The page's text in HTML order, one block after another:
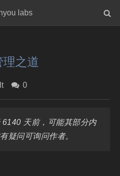
labs
之道
0
6140 天前，可能其部分内
疑问可询问作者。